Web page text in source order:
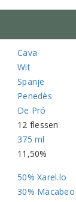
Cava
Wit
Spanje
Penedès
De Pró
12 flessen
375 ml
11,50%
50% Xarel.lo
30% Macabeo